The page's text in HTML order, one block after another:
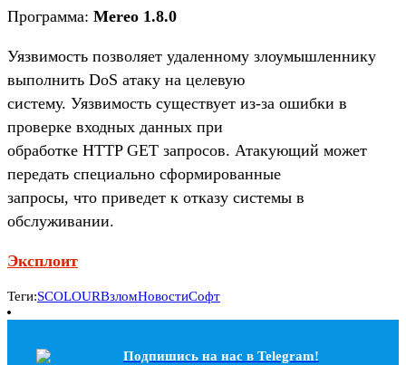
Программа: Mereo 1.8.0
Уязвимость позволяет удаленному злоумышленнику
выполнить DoS атаку на целевую
систему. Уязвимость существует из-за ошибки в
проверке входных данных при
обработке HTTP GET запросов. Атакующий может
передать специально сформированные
запросы, что приведет к отказу системы в
обслуживании.
Эксплоит
Теги:SCOLOURВзломНовостиСофт
Подпишись на наc в Telegram!